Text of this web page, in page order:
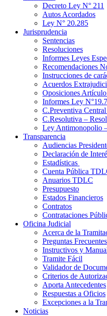
Decreto Ley N° 211
Autos Acordados
Ley N° 20.285
Jurisprudencia
Sentencias
Resoluciones
Informes Leyes
Recomendaciones
Instrucciones de
Acuerdos
Oposiciones
Informes Ley
C.Preventiva
C.Resolutiva –
Ley Antimonopolio
Transparencia
Audiencias
Declaración de
Estadísticas
Cuenta Pública
Anuarios TDLC
Presupuesto
Estados Financieros
Contratos
Contrataciones
Oficina Judicial
Acerca de la
Preguntas Frecuentes
Instructivos y
Tramite Fácil
Validador de
Criterios de
Aporta Antecedentes
Respuestas a Oficios
Excepciones a la
Noticias